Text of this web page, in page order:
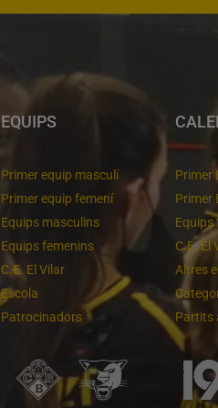
EQUIPS
Primer equip masculí
Primer equip femení
Equips masculins
Equips femenins
C.E. El Vilar
Escola
Patrocinadors
Primer
Primer
Equips
C.E. El
Altres
Partits
Molt bona imatge de l'equip